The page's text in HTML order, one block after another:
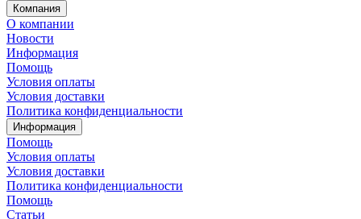
Компания
О компании
Новости
Информация
Помощь
Условия оплаты
Условия доставки
Политика конфиденциальности
Информация
Помощь
Условия оплаты
Условия доставки
Политика конфиденциальности
Помощь
Статьи